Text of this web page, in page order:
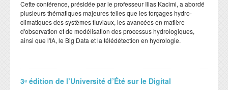
Département INFORMATIQUE
Département MATHEMATIQUES
Département PHYSIQUE
​Cette conférence, présidée par le professeur Ilias Kacimi, a abordé
plusieurs thématiques majeures telles que les forçages hydro-
climatiques des systèmes fluviaux, les avancées en matière
d'observation et de modélisation des processus hydrologiques,
ainsi que l'IA, le Big Data et la télédétection en hydrologie.
3ᵉ édition de l’Université d’Été sur le Digital